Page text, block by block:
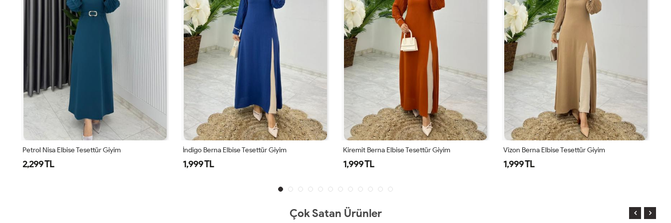
Petrol Nisa Elbise Tesettür Giyim
2,299 TL
İndigo Berna Elbise Tesettür Giyim
1,999 TL
Kiremit Berna Elbise Tesettür Giyim
1,999 TL
Vizon Berna Elbise Tesettür Giyim
1,999 TL
Çok Satan Ürünler